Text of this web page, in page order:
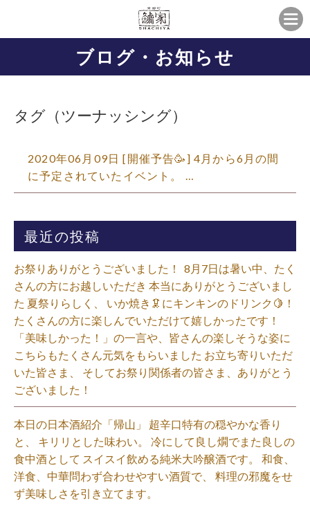
ブログ・お知らせ
タグ（ツーナッシング）
2020年06月09日 [開催予告🥳] 4月から6月の間
に予定されていたイベント。 …
最近の投稿
お祭りありがとうございました！ ⁡ 8月7日は暑い中、たく
さんの方にお越しいただき 本当にありがとうございまし
た 夏祭りらしく、 いか焼き🦑にキンキンのドリンク🍋！
たくさんの方に楽しんでいただけて嬉しかったです！
「美味しかった！」の一言や、皆さんの楽しそうな姿に
こちらもたくさん元気をもらいました️ お立ち寄りいただ
いた皆さま、 そしてお祭り関係者の皆さま、ありがとう
ございました！⁡
本日の日本酒紹介「帰山」 超辛口特有の穏やかな香り
と、 キリリとした味わい。 冷にして良し燗でまた良しの
食中酒として スイスイ飲める純米大吟醸酒です。 和食、
洋食、中華問わず合わせやすい酒質で、 料理の邪魔をせ
ず美味しさを引き立てます。